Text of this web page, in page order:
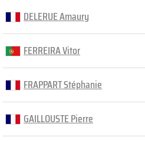
DELERUE Amaury
FERREIRA Vitor
FRAPPART Stéphanie
GAILLOUSTE Pierre